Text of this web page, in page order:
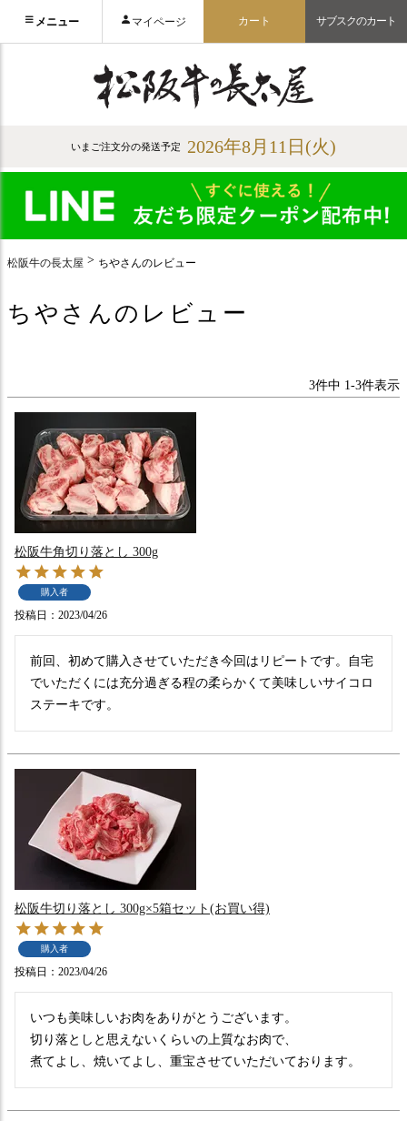
メニュー マイページ カート サブスクのカート
いまご注文分の発送予定 2026年8月11日(火)
松阪牛の長太屋 ちやさんのレビュー
ちやさんのレビュー
3件中 1-3件表示
松阪牛角切り落とし 300g
購入者
投稿日 2023/04/26
前回、初めて購入させていただき今回はリピートです。自宅
でいただくには充分過ぎる程の柔らかくて美味しいサイコロ
松阪牛切り落とし 300g×5箱セット(お買い得)
購入者
投稿日 2023/04/26
いつも美味しいお肉をありがとうございます。
切り落としと思えないくらいの上質なお肉で、
煮てよし、焼いてよし、重宝させていただいております。